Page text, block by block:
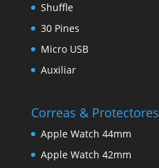
Shuffle
30 Pines
Micro USB
Auxiliar
Correas & Protectores
Apple Watch 44mm
Apple Watch 42mm